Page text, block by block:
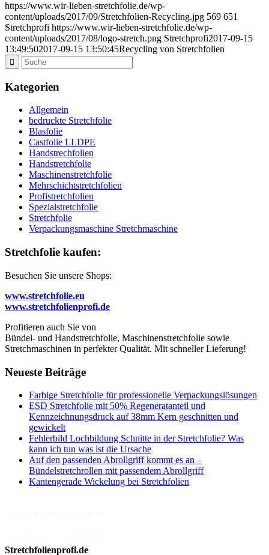
https://www.wir-lieben-stretchfolie.de/wp-
content/uploads/2017/09/Stretchfolien-Recycling.jpg 569 651
Stretchprofi https://www.wir-lieben-stretchfolie.de/wp-
content/uploads/2017/08/logo-stretch.png Stretchprofi2017-09-15
13:49:502017-09-15 13:50:45Recycling von Stretchfolien
Kategorien
Allgemein
bedruckte Stretchfolie
Blasfolie
Castfolie LLDPE
Handstrechfolien
Handstretchfolie
Maschinenstretchfolie
Mehrschichtstretchfolien
Profistretchfolien
Spezialstretchfolie
Stretchfolie
Verpackungsmaschine Stretchmaschine
Stretchfolie kaufen:
Besuchen Sie unsere Shops:
www.stretchfolie.eu
www.stretchfolienprofi.de
Profitieren auch Sie von
Bündel- und Handstretchfolie, Maschinenstretchfolie sowie
Stretchmaschinen in perfekter Qualität. Mit schneller Lieferung!
Neueste Beiträge
Farbige Stretchfolie für professionelle Verpackungslösungen
ESD Stretchfolie mit 50% Regeneratanteil und
Kennzeichnungsdruck auf 38mm Kern geschnitten und
gewickelt
Fehlerbild Lochbildung Schnitte in der Stretchfolie? Was
kann ich tun was ist die Ursache
Auf den passenden Abrollgriff kommt es an –
Bündelstretchrollen mit passendem Abrollgriff
Kantengerade Wickelung bei Stretchfolien
Stretchfolienprofi.de